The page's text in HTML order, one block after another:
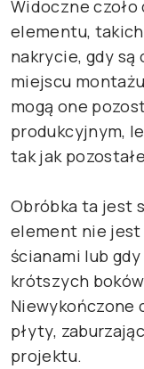
Widoczne
elementu,
nakrycie, gdy są
miejscu
mogą one
produkcyjnym,
tak jak
Obróbka ta jest
element nie jest
ścianami lub
krótszych
Niewykończone
płyty,
projektu.